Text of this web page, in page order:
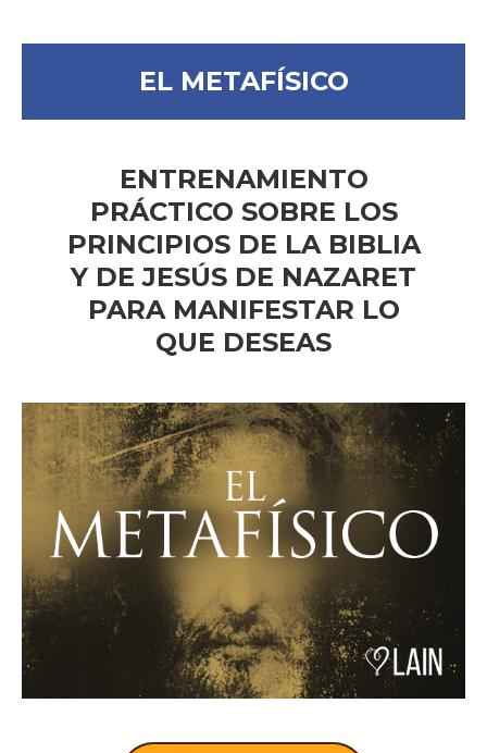
EL METAFÍSICO
ENTRENAMIENTO
PRÁCTICO SOBRE LOS
PRINCIPIOS DE LA BIBLIA
Y DE JESÚS DE NAZARET
PARA MANIFESTAR LO
QUE DESEAS